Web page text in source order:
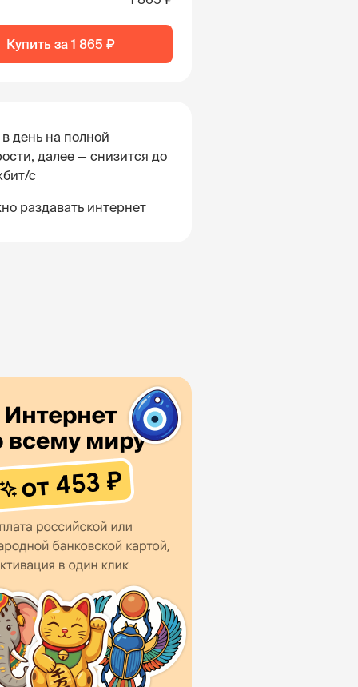
Купить за 1 865 ₽
день на полной
далее — снизится до
с
раздавать интернет